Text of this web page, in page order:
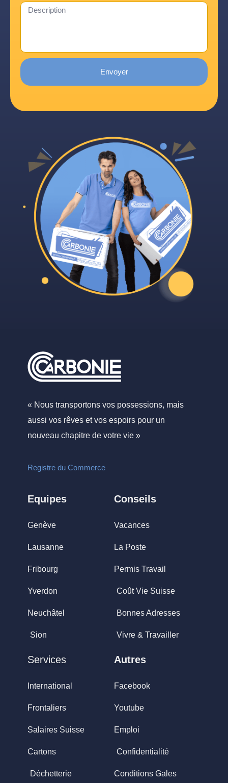
Envoyer
« Nous transportons vos possessions, mais
aussi vos rêves et vos espoirs pour un
nouveau chapitre de votre vie »
Registre du Commerce
Equipes
Genève
Lausanne
Fribourg
Yverdon
Neuchâtel
Sion
Conseils
Vacances
La Poste
Permis Travail
Coût Vie Suisse
Bonnes Adresses
Vivre & Travailler
Services
International
Frontaliers
Salaires Suisse
Cartons
Déchetterie
Autres
Facebook
Youtube
Emploi
Confidentialité
Conditions Gales